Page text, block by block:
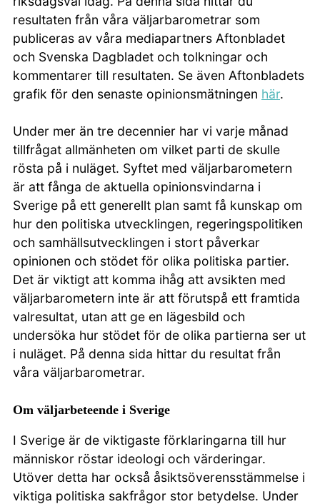
resultaten från våra väljarbarometrar som
publiceras av våra mediapartners Aftonbladet
och Svenska Dagbladet och tolkningar och
kommentarer till resultaten. Se även Aftonbladets
grafik för den senaste opinionsmätningen här.
Under mer än tre decennier har vi varje månad
tillfrågat allmänheten om vilket parti de skulle
rösta på i nuläget. Syftet med väljarbarometern
är att fånga de aktuella opinionsvindarna i
Sverige på ett generellt plan samt få kunskap om
hur den politiska utvecklingen, regeringspolitiken
och samhällsutvecklingen i stort påverkar
opinionen och stödet för olika politiska partier.
Det är viktigt att komma ihåg att avsikten med
väljarbarometern inte är att förutspå ett framtida
valresultat, utan att ge en lägesbild och
undersöka hur stödet för de olika partierna ser ut
i nuläget. På denna sida hittar du resultat från
våra väljarbarometrar.
Om väljarbeteende i Sverige
I Sverige är de viktigaste förklaringarna till hur
människor röstar ideologi och värderingar.
Utöver detta har också åsiktsöverensstämmelse i
viktiga politiska sakfrågor stor betydelse. Under